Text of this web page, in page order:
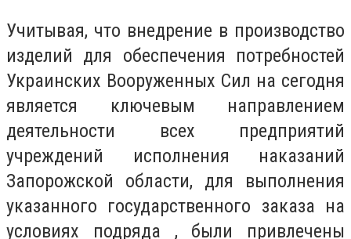
Учитывая, что внедрение в производство
изделий для обеспечения потребностей
Украинских Вооруженных Сил на сегодня
является ключевым направлением
деятельности всех предприятий
учреждений исполнения наказаний
Запорожской области, для выполнения
указанного государственного заказа на
условиях подряда , были привлечены